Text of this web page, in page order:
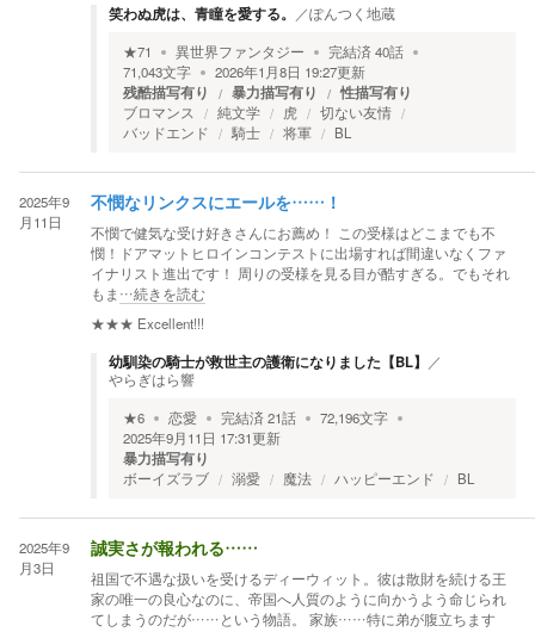
笑わぬ虎は、青瞳を愛する。 ／ぽんつく地蔵
★71 異世界ファンタジー 完結済40話
71,043文字 2026年1月8日 19:27更新
残酷描写有り 暴力描写有り 性描写有り
ブロマンス 純文学 虎
切ない友情
バッドエンド
騎士 将軍 BL
2025年9
月11日
不憫なリンクスにエールを……！
不憫で健気な受け好きさんにお薦め！ この受様はどこまでも不
憫！ドアマットヒロインコンテストに出場すれば間違いなくファ
イナリスト進出です！ 周りの受様を見る目が酷すぎる。でもそれ
もま …続きを読む
★★★ Excellent!!!
幼馴染の騎士が救世主の護衛になりました【BL】
／
やらぎはら響
★6 恋愛 完結済21話 72,196文字
2025年9月11日 17:31更新
暴力描写有り
ボーイズラブ 溺愛 魔法 ハッピーエンド BL
2025年9
月3日
誠実さが報われる……
祖国で不遇な扱いを受けるディーウィット。彼は散財を続ける王
家の唯一の良心なのに、帝国へ人質のように向かうよう命じられ
てしまうのだが……という物語。 家族……特に弟が腹立ちます